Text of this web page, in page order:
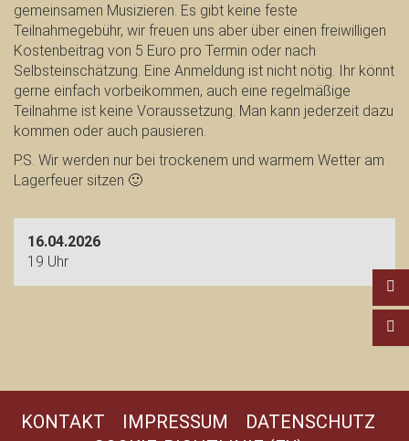
gemeinsamen Musizieren. Es gibt keine feste
Teilnahmegebühr, wir freuen uns aber über einen freiwilligen
Kostenbeitrag von 5 Euro pro Termin oder nach
Selbsteinschätzung. Eine Anmeldung ist nicht nötig. Ihr könnt
gerne einfach vorbeikommen, auch eine regelmäßige
Teilnahme ist keine Voraussetzung. Man kann jederzeit dazu
kommen oder auch pausieren.
P.S. Wir werden nur bei trockenem und warmem Wetter am
Lagerfeuer sitzen 🙂
16.04.2026
19 Uhr
KONTAKT IMPRESSUM
DATENSCHUTZ